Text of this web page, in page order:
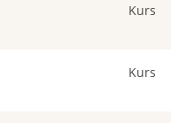
Kurs
Kurs